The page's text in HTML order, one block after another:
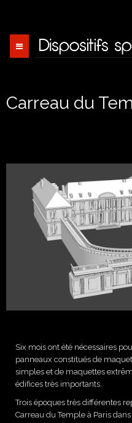
Toggle
navigation
Carreau du
Six mois ont été nécessaires
panneaux constitués de
simples et de maquettes
édifices très importants.
Trois époques très différentes
Carreau du Temple à Paris dans